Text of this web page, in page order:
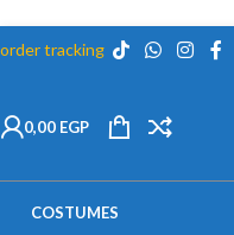
order tracking
0,00 EGP
COSTUMES